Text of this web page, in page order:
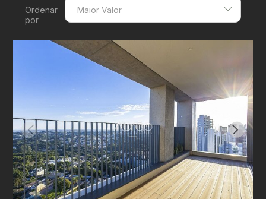
Ordenar
por
Maior Valor
Maior Valor
Menor Área
Recentes